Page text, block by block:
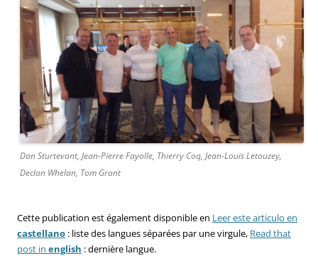
Dan Sturtevant, Jean-Pierre Fayolle, Thierry Coq, Jean-Louis Letouzey,
Declan Whelan, Tom Grant
Cette publication est également disponible en Leer este articulo en
castellano : liste des langues séparées par une virgule, Read that
post in english : dernière langue.